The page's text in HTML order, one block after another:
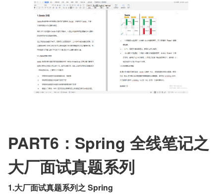
PART6：Spring 全线笔记之
大厂面试真题系列
1.大厂面试真题系列之 Spring